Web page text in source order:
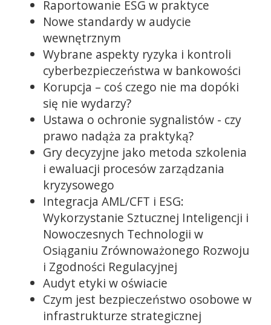
Raportowanie ESG w praktyce
Nowe standardy w audycie
wewnętrznym
Wybrane aspekty ryzyka i kontroli
cyberbezpieczeństwa w bankowości
Korupcja – coś czego nie ma dopóki
się nie wydarzy?
Ustawa o ochronie sygnalistów - czy
prawo nadąża za praktyką?
Gry decyzyjne jako metoda szkolenia
i ewaluacji procesów zarządzania
kryzysowego
Integracja AML/CFT i ESG:
Wykorzystanie Sztucznej Inteligencji i
Nowoczesnych Technologii w
Osiąganiu Zrównoważonego Rozwoju
i Zgodności Regulacyjnej
Audyt etyki w oświacie
Czym jest bezpieczeństwo osobowe w
infrastrukturze strategicznej